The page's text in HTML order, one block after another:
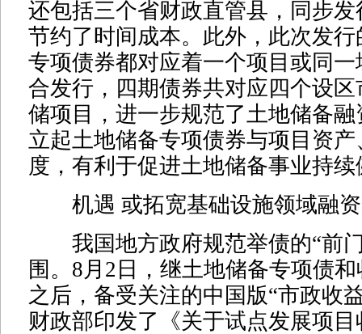
还包括三个省财政直管县，同步
节约了时间成本。此外，此次发
专项债券都对应着一个项目或同
合发行，四期债券共对应四个设
储项目，进一步规范了土地储备
立起土地储备专项债券与项目资
度，有利于促进土地储备事业持
机遇 或拓宽基础设施领域融
我国地方政府规范举债的“前
围。8月2日，继土地储备专项债
之后，备受关注的中国版“市政收
财政部印发了《关于试点发展项